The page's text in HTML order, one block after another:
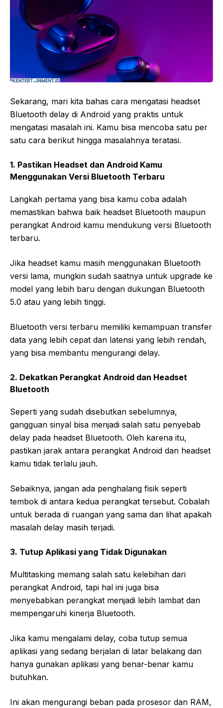
Sekarang, mari kita bahas cara mengatasi headset
Bluetooth delay di Android yang praktis untuk
mengatasi masalah ini. Kamu bisa mencoba satu per
satu cara berikut hingga masalahnya teratasi.
1. Pastikan Headset dan Android Kamu
Menggunakan Versi Bluetooth Terbaru
Langkah pertama yang bisa kamu coba adalah
memastikan bahwa baik headset Bluetooth maupun
perangkat Android kamu mendukung versi Bluetooth
terbaru.
Jika headset kamu masih menggunakan Bluetooth
versi lama, mungkin sudah saatnya untuk upgrade ke
model yang lebih baru dengan dukungan Bluetooth
5.0 atau yang lebih tinggi.
Bluetooth versi terbaru memiliki kemampuan transfer
data yang lebih cepat dan latensi yang lebih rendah,
yang bisa membantu mengurangi delay.
2. Dekatkan Perangkat Android dan Headset
Bluetooth
Seperti yang sudah disebutkan sebelumnya,
gangguan sinyal bisa menjadi salah satu penyebab
delay pada headset Bluetooth. Oleh karena itu,
pastikan jarak antara perangkat Android dan headset
kamu tidak terlalu jauh.
Sebaiknya, jangan ada penghalang fisik seperti
tembok di antara kedua perangkat tersebut. Cobalah
untuk berada di ruangan yang sama dan lihat apakah
masalah delay masih terjadi.
3. Tutup Aplikasi yang Tidak Digunakan
Multitasking memang salah satu kelebihan dari
perangkat Android, tapi hal ini juga bisa
menyebabkan perangkat menjadi lebih lambat dan
mempengaruhi kinerja Bluetooth.
Jika kamu mengalami delay, coba tutup semua
aplikasi yang sedang berjalan di latar belakang dan
hanya gunakan aplikasi yang benar-benar kamu
butuhkan.
Ini akan mengurangi beban pada prosesor dan RAM,